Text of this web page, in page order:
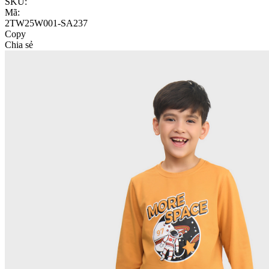
Mã:
2TW25W001-SA237
Copy
Chia sẻ